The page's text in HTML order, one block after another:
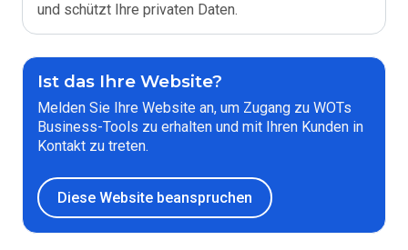
und schützt Ihre privaten Daten.
Ist das Ihre Website?
Melden Sie Ihre Website an, um Zugang zu WOTs
Business-Tools zu erhalten und mit Ihren Kunden in
Kontakt zu treten.
Diese Website beanspruchen